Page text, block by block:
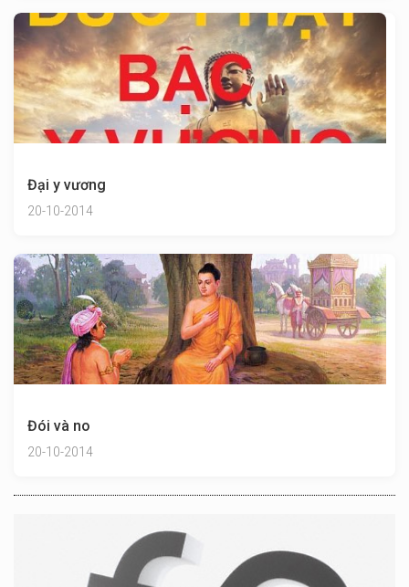
Đại y vương
20-10-2014
Đói và no
20-10-2014